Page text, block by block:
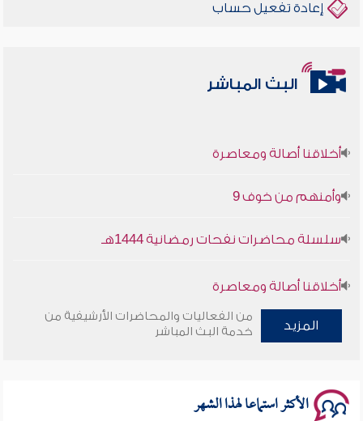
إعادة تفعيل حساب
البث المباشر
أخلاقنا أصالة ومعاصرة
وأمنهم من خوف 9
سلسلة محاضرات نفحات رمضانية 1444هـ
أخلاقنا أصالة ومعاصرة
وأمنهم من خوف 9
المزيد
من الفعاليات والمحاضرات الأرشيفية من
خدمة البث المباشر
الأكثر استماعا لهذا الشهر